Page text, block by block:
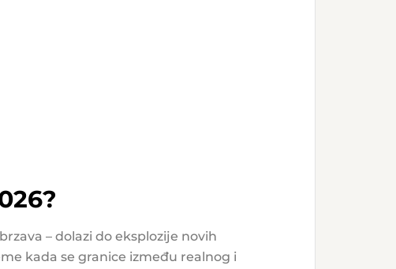
– dolazi do eksplozije novih
kada se granice između realnog i